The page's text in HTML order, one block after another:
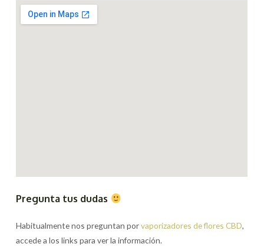
Pregunta tus dudas
Habitualmente nos preguntan porvaporizadores de flores CBD,
accede a los links para ver la información.